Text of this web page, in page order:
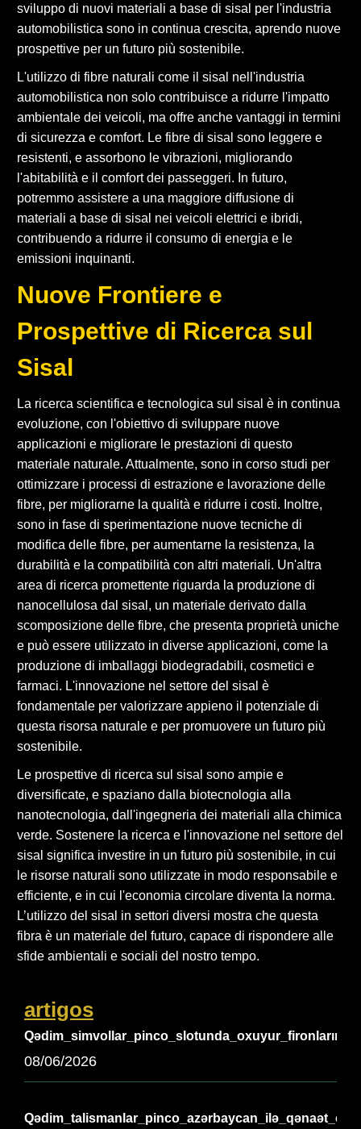
sviluppo di nuovi materiali a base di sisal per l'industria
automobilistica sono in continua crescita, aprendo nuove
prospettive per un futuro più sostenibile.
L'utilizzo di fibre naturali come il sisal nell'industria
automobilistica non solo contribuisce a ridurre l'impatto
ambientale dei veicoli, ma offre anche vantaggi in termini
di sicurezza e comfort. Le fibre di sisal sono leggere e
resistenti, e assorbono le vibrazioni, migliorando
l'abitabilità e il comfort dei passeggeri. In futuro,
potremmo assistere a una maggiore diffusione di
materiali a base di sisal nei veicoli elettrici e ibridi,
contribuendo a ridurre il consumo di energia e le
emissioni inquinanti.
Nuove Frontiere e
Prospettive di Ricerca sul
Sisal
La ricerca scientifica e tecnologica sul sisal è in continua
evoluzione, con l'obiettivo di sviluppare nuove
applicazioni e migliorare le prestazioni di questo
materiale naturale. Attualmente, sono in corso studi per
ottimizzare i processi di estrazione e lavorazione delle
fibre, per migliorarne la qualità e ridurre i costi. Inoltre,
sono in fase di sperimentazione nuove tecniche di
modifica delle fibre, per aumentarne la resistenza, la
durabilità e la compatibilità con altri materiali. Un'altra
area di ricerca promettente riguarda la produzione di
nanocellulosa dal sisal, un materiale derivato dalla
scomposizione delle fibre, che presenta proprietà uniche
e può essere utilizzato in diverse applicazioni, come la
produzione di imballaggi biodegradabili, cosmetici e
farmaci. L'innovazione nel settore del sisal è
fondamentale per valorizzare appieno il potenziale di
questa risorsa naturale e per promuovere un futuro più
sostenibile.
Le prospettive di ricerca sul sisal sono ampie e
diversificate, e spaziano dalla biotecnologia alla
nanotecnologia, dall'ingegneria dei materiali alla chimica
verde. Sostenere la ricerca e l'innovazione nel settore del
sisal significa investire in un futuro più sostenibile, in cui
le risorse naturali sono utilizzate in modo responsabile e
efficiente, e in cui l'economia circolare diventa la norma.
L’utilizzo del sisal in settori diversi mostra che questa
fibra è un materiale del futuro, capace di rispondere alle
sfide ambientali e sociali del nostro tempo.
artigos
08/06/2026